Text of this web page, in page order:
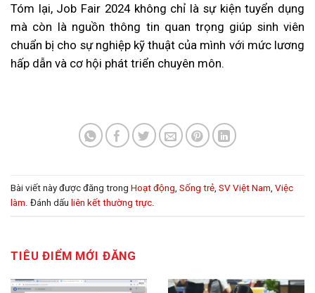
Tóm lại, Job Fair 2024 không chỉ là sự kiện tuyển dụng
mà còn là nguồn thông tin quan trọng giúp sinh viên
chuẩn bị cho sự nghiệp kỹ thuật của mình với mức lương
hấp dẫn và cơ hội phát triển chuyên môn.
Bài viết này được đăng trong Hoạt động Sống trẻ SV Việt Nam Việc
làm . Đánh dấu liên kết thường trực
TIÊU ĐIỂM MỚI ĐĂNG